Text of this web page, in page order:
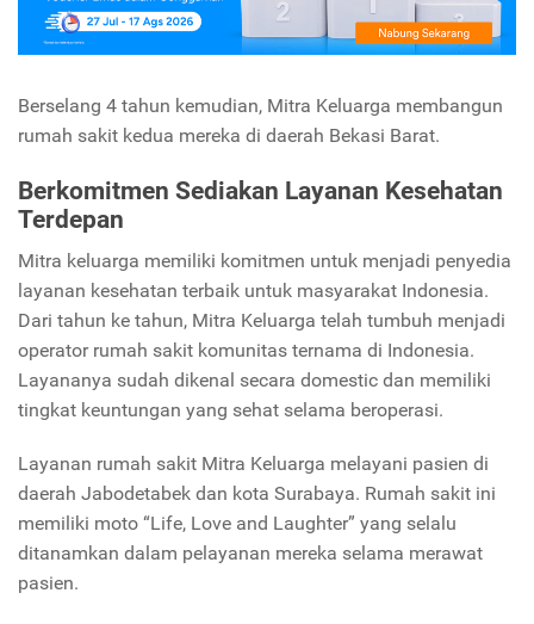
Berselang 4 tahun kemudian, Mitra Keluarga membangun
rumah sakit kedua mereka di daerah Bekasi Barat.
Berkomitmen Sediakan Layanan Kesehatan
Terdepan
Mitra keluarga memiliki komitmen untuk menjadi penyedia
layanan kesehatan terbaik untuk masyarakat Indonesia.
Dari tahun ke tahun, Mitra Keluarga telah tumbuh menjadi
operator rumah sakit komunitas ternama di Indonesia.
Layananya sudah dikenal secara domestic dan memiliki
tingkat keuntungan yang sehat selama beroperasi.
Layanan rumah sakit Mitra Keluarga melayani pasien di
daerah Jabodetabek dan kota Surabaya. Rumah sakit ini
memiliki moto “Life, Love and Laughter” yang selalu
ditanamkan dalam pelayanan mereka selama merawat
pasien.